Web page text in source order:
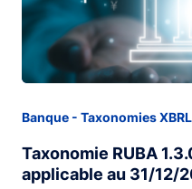
Banque - Taxonomies XBRL
Taxonomie RUBA
applicable au 31/12/